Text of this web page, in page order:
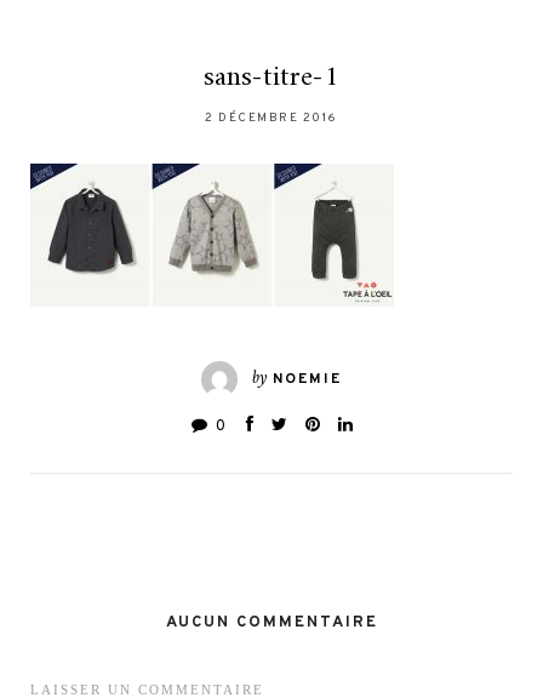
sans-titre-1
2 DÉCEMBRE 2016
by NOEMIE
0
AUCUN COMMENTAIRE
LAISSER UN COMMENTAIRE